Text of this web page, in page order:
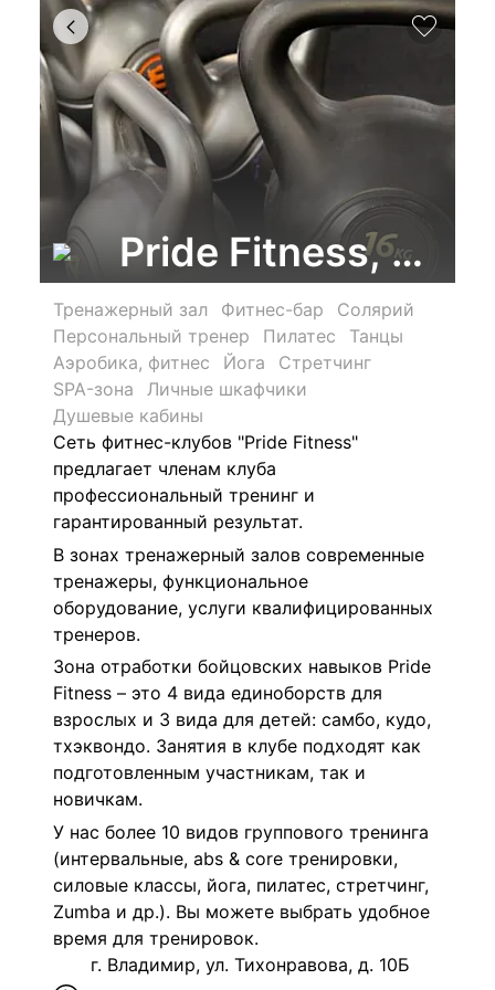
Pride Fitness,
Тренажерный зал Фитнес-бар
Солярий
Персональный тренер
Пилатес
Танцы
Аэробика, фитнес
Йога
Стретчинг
SPA-зона
Личные шкафчики
Душевые кабины
Сеть фитнес-клубов "Pride Fitness"
предлагает членам клуба
профессиональный тренинг и
гарантированный результат.
В зонах тренажерный залов современные
тренажеры, функциональное
оборудование, услуги квалифицированных
тренеров.
Зона отработки бойцовских навыков Pride
Fitness – это 4 вида единоборств для
взрослых и 3 вида для детей: самбо, кудо,
тхэквондо. Занятия в клубе подходят как
подготовленным участникам, так и
новичкам.
У нас более 10 видов группового тренинга
(интервальные, abs & сore тренировки,
силовые классы, йога, пилатес, стретчинг,
Zumba и др.). Вы можете выбрать удобное
время для тренировок.
г. Владимир, ул. Тихонравова, д. 10Б